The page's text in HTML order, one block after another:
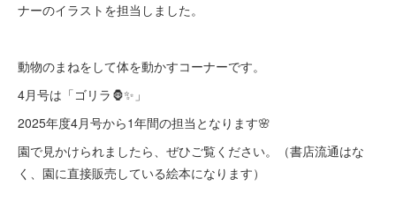
ナーのイラストを担当しました。
動物のまねをして体を動かすコーナーです。
4月号は「ゴリラ🦍✨」
2025年度4月号から1年間の担当となります🌸
園で見かけられましたら、ぜひご覧ください。（書店流通はな
く、園に直接販売している絵本になります）